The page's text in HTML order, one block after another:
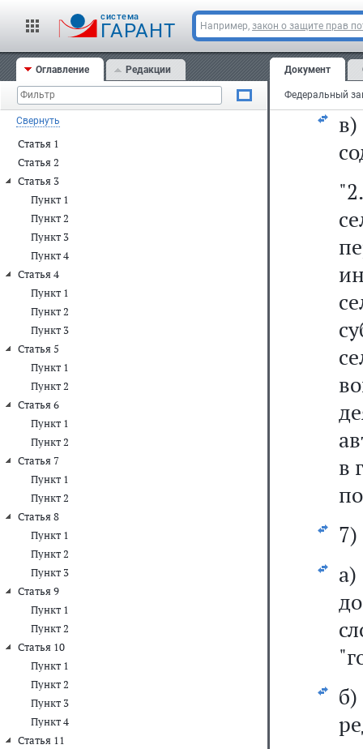
cистема
ГАРАНТ Например, закон о защите прав
Оглавление Редакции
Свернуть
Статья 1
Статья 2
Статья 3
Пункт 1
Пункт 2
Пункт 3
Пункт 4
Статья 4
Пункт 1
Пункт 2
Пункт 3
Статья 5
Пункт 1
Пункт 2
Статья 6
Пункт 1
Пункт 2
Статья 7
Пункт 1
Пункт 2
Статья 8
Пункт 1
Пункт 2
Пункт 3
Статья 9
Пункт 1
Пункт 2
Статья 10
Пункт 1
Пункт 2
Пункт 3
Пункт 4
Статья 11
Документ
в